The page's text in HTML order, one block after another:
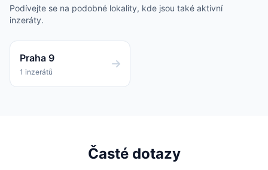
Podívejte se na podobné lokality, kde jsou také aktivní
inzeráty.
Praha 9
1 inzerátů
Časté dotazy